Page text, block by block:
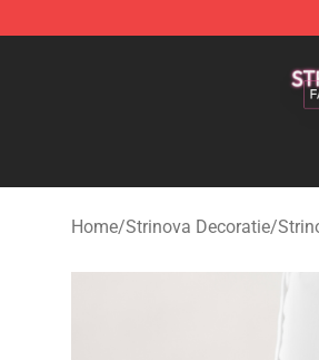
Home/Strinova Decoratie/